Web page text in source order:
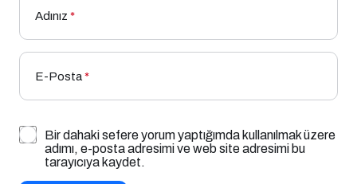
Adınız *
E-Posta*
Bir dahaki sefere yorum yaptığımda kullanılmak üzere
adımı, e-posta adresimi ve web site adresimi bu
tarayıcıya kaydet.